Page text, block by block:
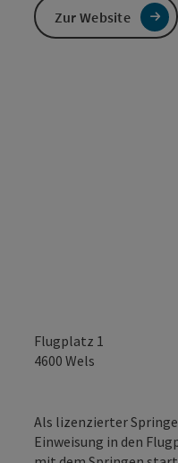
Flugplatz 1
4600 Wels
Als lizenzierter
Einweisung in den
Zur Website